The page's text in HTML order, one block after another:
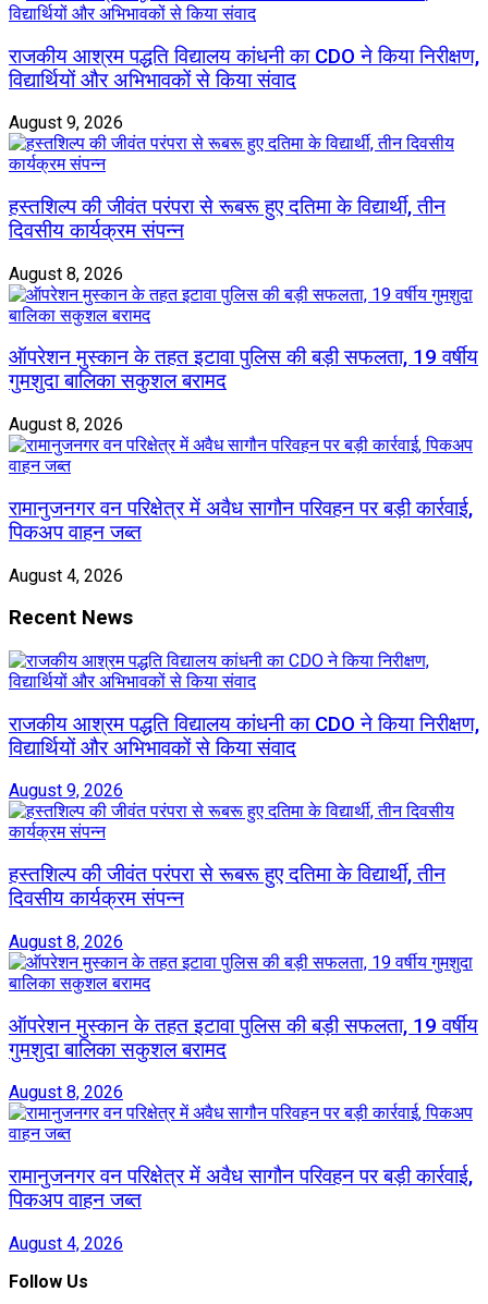
राजकीय आश्रम पद्धति विद्यालय कांधनी का CDO ने किया निरीक्षण,
विद्यार्थियों और अभिभावकों से किया संवाद
August 9, 2026
हस्तशिल्प की जीवंत परंपरा से रूबरू हुए दतिमा के विद्यार्थी, तीन
दिवसीय कार्यक्रम संपन्न
August 8, 2026
ऑपरेशन मुस्कान के तहत इटावा पुलिस की बड़ी सफलता, 19 वर्षीय
गुमशुदा बालिका सकुशल बरामद
August 8, 2026
रामानुजनगर वन परिक्षेत्र में अवैध सागौन परिवहन पर बड़ी कार्रवाई,
पिकअप वाहन जब्त
August 4, 2026
Recent News
राजकीय आश्रम पद्धति विद्यालय कांधनी का CDO ने किया निरीक्षण,
विद्यार्थियों और अभिभावकों से किया संवाद
August 9, 2026
हस्तशिल्प की जीवंत परंपरा से रूबरू हुए दतिमा के विद्यार्थी, तीन
दिवसीय कार्यक्रम संपन्न
August 8, 2026
ऑपरेशन मुस्कान के तहत इटावा पुलिस की बड़ी सफलता, 19 वर्षीय
गुमशुदा बालिका सकुशल बरामद
August 8, 2026
रामानुजनगर वन परिक्षेत्र में अवैध सागौन परिवहन पर बड़ी कार्रवाई,
पिकअप वाहन जब्त
August 4, 2026
Follow Us